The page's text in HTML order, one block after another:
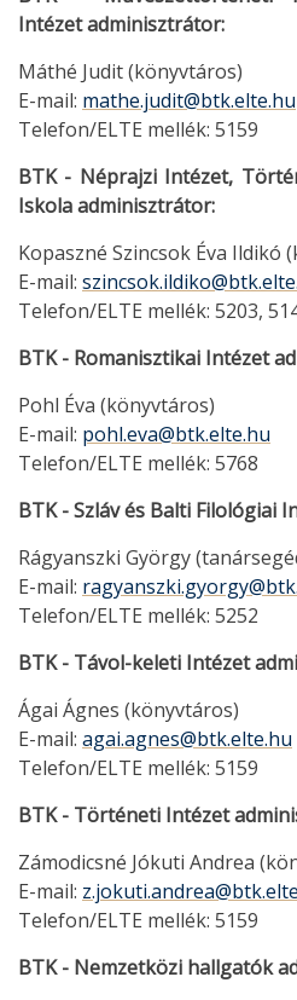
Intézet adminisztrátor:
Máthé Judit (könyvtáros)
E-mail: mathe.judit@btk.elte.hu
Telefon/ELTE mellék: 5159
BTK - Néprajzi Intézet,
Iskola adminisztrátor:
Kopaszné Szincsok Éva Ildikó
E-mail:
Telefon/ELTE mellék: 5203,
BTK - Romanisztikai Intézet
Pohl Éva (könyvtáros)
E-mail: pohl.eva@btk.elte.hu
Telefon/ELTE mellék: 5768
BTK - Szláv és Balti Filológiai
Rágyanszki György
E-mail:
Telefon/ELTE mellék: 5252
BTK - Távol-keleti Intézet
Ágai Ágnes (könyvtáros)
E-mail: agai.agnes@btk.elte.hu
Telefon/ELTE mellék: 5159
BTK - Történeti Intézet
Zámodicsné Jókuti Andrea
E-mail:
Telefon/ELTE mellék: 5159
BTK - Nemzetközi hallgatók